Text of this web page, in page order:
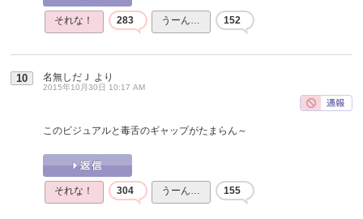
それな！ 283 うーん… 152
10 名無しだＪ より
2015年10月30日 10:17 AM
このビジュアルと毒舌のギャップがたまらん～
それな！ 304 うーん… 155